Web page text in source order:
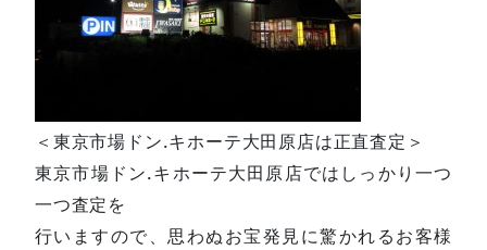
＜東京市場ドン.キホーテ大田原店は正直査定＞
東京市場ドン.キホーテ大田原店ではしっかり一つ
一つ査定を
行いますので、思わぬお宝発見に驚かれるお客様